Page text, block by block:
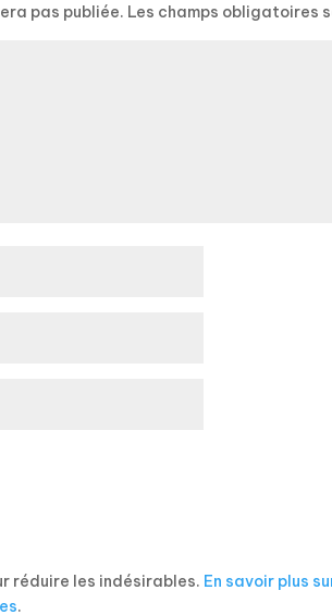
pas publiée. Les champs obligatoires
réduire les indésirables. En savoir plus
.